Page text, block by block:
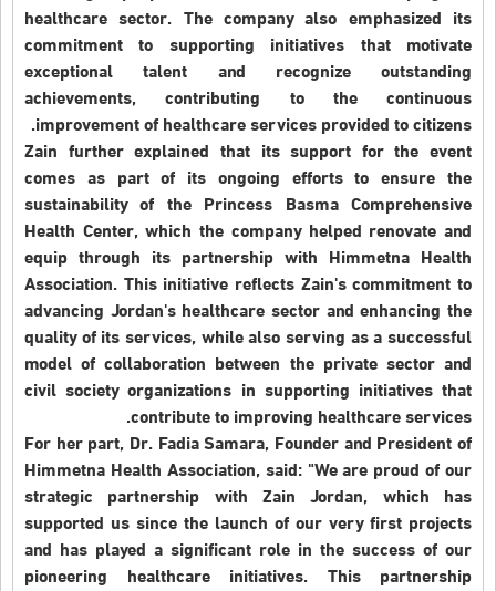
healthcare sector. The company also emphasized its
commitment to supporting initiatives that motivate
exceptional talent and recognize outstanding
achievements, contributing to the continuous
improvement of healthcare services provided to citizens.
Zain further explained that its support for the event
comes as part of its ongoing efforts to ensure the
sustainability of the Princess Basma Comprehensive
Health Center, which the company helped renovate and
equip through its partnership with Himmetna Health
Association. This initiative reflects Zain's commitment to
advancing Jordan's healthcare sector and enhancing the
quality of its services, while also serving as a successful
model of collaboration between the private sector and
civil society organizations in supporting initiatives that
contribute to improving healthcare services.
For her part, Dr. Fadia Samara, Founder and President of
Himmetna Health Association, said: "We are proud of our
strategic partnership with Zain Jordan, which has
supported us since the launch of our very first projects
and has played a significant role in the success of our
pioneering healthcare initiatives. This partnership